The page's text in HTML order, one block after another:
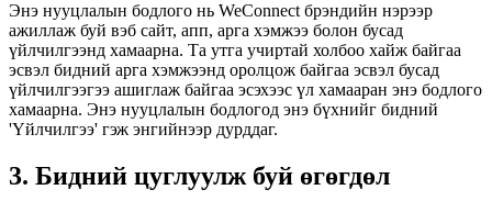
Энэ нууцлалын бодлого нь WeConnect брэндийн нэрээр
ажиллаж буй вэб сайт, апп, арга хэмжээ болон бусад
үйлчилгээнд хамаарна. Та утга учиртай холбоо хайж байгаа
эсвэл бидний арга хэмжээнд оролцож байгаа эсвэл бусад
үйлчилгээгээ ашиглаж байгаа эсэхээс үл хамааран энэ бодлого
хамаарна. Энэ нууцлалын бодлогод энэ бүхнийг бидний
'Үйлчилгээ' гэж энгийнээр дурддаг.
3. Бидний цуглуулж буй өгөгдөл